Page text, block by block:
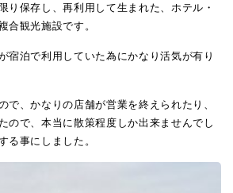
り保存し、再利用して生まれた、ホテル・
合観光施設です。
宿泊で利用していた為にかなり活気が有り
で、かなりの店舗が営業を終えられたり、
ので、本当に散策程度しか出来ませんでし
る事にしました。